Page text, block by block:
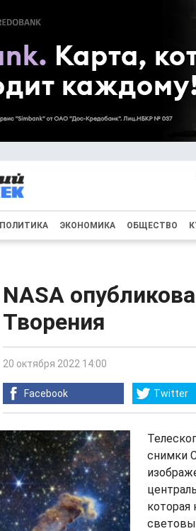
ПОЛИТИКА ЭКОНОМИКА ОБЩЕСТВО
NASA
Творения
20 октября 2022 14:00
Facebook Twitter
снимки
которая